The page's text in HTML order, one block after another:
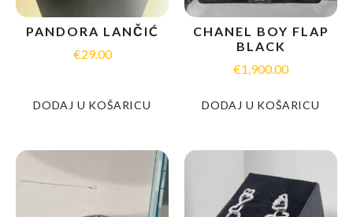
PANDORA LANČIĆ
€29.00
DODAJ U KOŠARICU
CHANEL BOY FLAP
BLACK
€1,900.00
DODAJ U KOŠARICU